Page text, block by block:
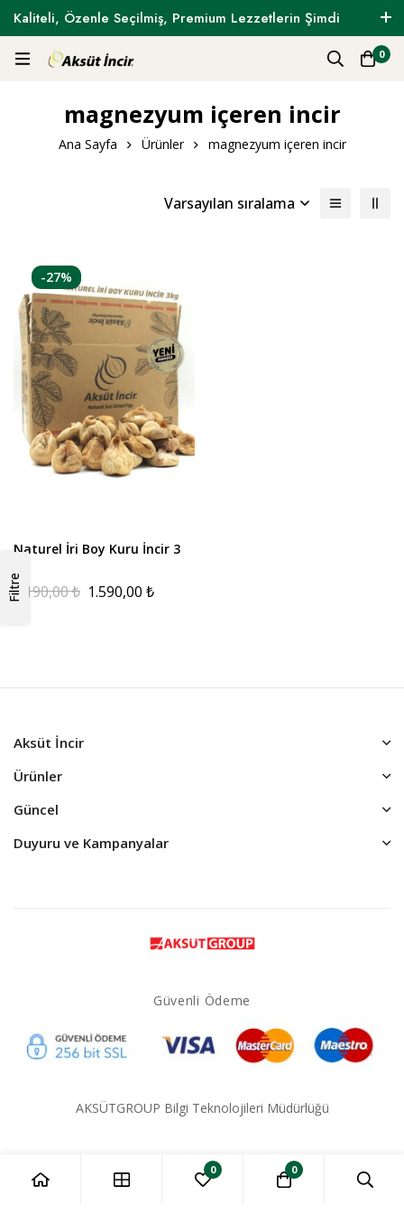
Kaliteli, Özenle Seçilmiş, Premium Lezzetlerin Şimdi
Tam Zamanı !
0
magnezyum içeren incir
Ana Sayfa Ürünler magnezyum içeren incir
Filtre
Varsayılan sıralama
-27%
Naturel İri Boy Kuru İncir 3
2.190,00₺ 1.590,00 ₺
Aksüt İncir
Ürünler
Güncel
Duyuru ve Kampanyalar
Güvenli Ödeme
AKSÜTGROUP Bilgi Teknolojileri Müdürlüğü
0 0